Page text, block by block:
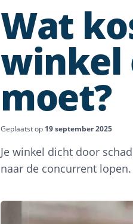
Wat
winkel
moet?
Geplaatst op 19 september 2025
Je winkel dicht door
naar de concurrent lopen.